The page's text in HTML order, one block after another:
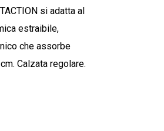
si adatta al
estraibile,
che assorbe
Calzata regolare.